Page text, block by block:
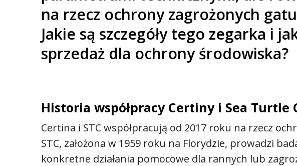
na rzecz ochrony zagrożonych
Jakie są szczegóły tego zegarka i
sprzedaż dla ochrony środowiska?
Historia współpracy Certiny i Sea Turtle
Certina i STC współpracują od 2017 roku na rzecz
STC, założona w 1959 roku na Florydzie, prowadzi
konkretne działania pomocowe dla rannych lub